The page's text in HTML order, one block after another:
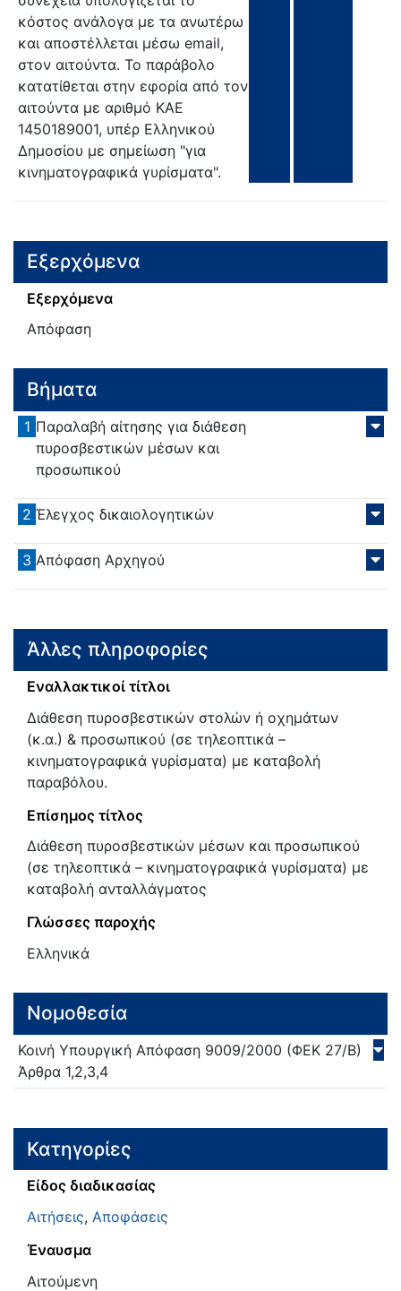
κόστος ανάλογα με τα ανωτέρω
και αποστέλλεται μέσω email,
στον αιτούντα. Το παράβολο
κατατίθεται στην εφορία από τον
αιτούντα με αριθμό ΚΑΕ
1450189001, υπέρ Ελληνικού
Δημοσίου με σημείωση "για
κινηματογραφικά γυρίσματα".
Εξερχόμενα
Εξερχόμενα
Απόφαση
Βήματα
1 Παραλαβή αίτησης για διάθεση
πυροσβεστικών μέσων και
προσωπικού
2 Έλεγχος δικαιολογητικών
3 Απόφαση Αρχηγού
Άλλες πληροφορίες
Εναλλακτικοί τίτλοι
Διάθεση πυροσβεστικών στολών ή οχημάτων
(κ.α.) & προσωπικού (σε τηλεοπτικά –
κινηματογραφικά γυρίσματα) με καταβολή
παραβόλου.
Επίσημος τίτλος
Διάθεση πυροσβεστικών μέσων και προσωπικού
(σε τηλεοπτικά – κινηματογραφικά γυρίσματα) με
καταβολή ανταλλάγματος
Γλώσσες παροχής
Ελληνικά
Νομοθεσία
Κοινή Υπουργική Απόφαση 9009/2000 (ΦΕΚ 27/Β)
Άρθρα 1,2,3,4
Κατηγορίες
Είδος διαδικασίας
Αιτήσεις, Αποφάσεις
Έναυσμα
Αιτούμενη